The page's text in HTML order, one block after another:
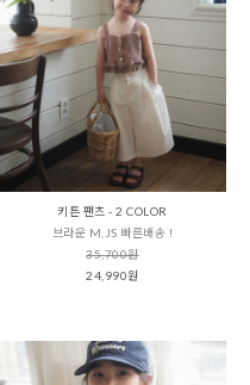
키튼 팬츠 - 2 COLOR
브라운 M,JS 빠른배송 !
35,700원
24,990원